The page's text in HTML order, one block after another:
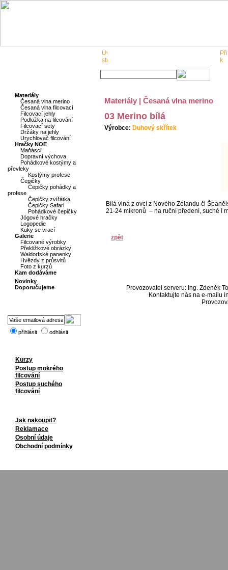
Materiály
Česaná vlna merino
Česaná vlna filcovací
Filcovací jehly
Podložka na filcování
Filcovací sety
Držáky na jehly
Urychlovač filcování
Hračky NOE
Maňásci
Dopravní výchova
Pohádkové kostýmy a
převleky
Kostýmy profese
Čepičky
Čepičky pohádky a
profese
Čepičky zvířátka
Čepičky Safari
Pohádkové čepičky
Jógové hračky
Logopedie
Kuky se vrací
Galerie
Filcované výrobky
Překližkové obrázky
Waldorfské panenky
Hvězdy z průsvitů
Foto z kurzů
Kam dodáváme
Novinky
Doporučujeme
přihlásit odhlásit
Kurzy
Postup mokrého
filcování
Postup suchého
filcování
Jak nakoupit?
Reklamace
Osobní údaje
Obchodní podmínky
Materiály | Česaná vlna merino
03 Merino bílá
Výrobce: Duhový skřítek
Bílá vlna z ovcí z Nového Zélandu či
21-24 mikronů – na ruční předení, suché i
zpět
Provozovatel serveru: Ing. Zdeněk
Kontaktujte nás na e-mailu